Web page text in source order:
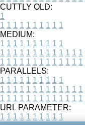
CUTTLY OLD:
1
1 1 1 1 1 1 1 1 1 1
MEDIUM:
1 1 1 1 1 1 1 1 1 1
1 1 1 1 1 1 1 1 1 1 1 1 1
1 1 1 1 1 1 1 1 1 1 1 1 1
PARALLELS:
1 1 1 1 1 1 1 1 1 1
1 1 1 1 1 1 1 1 1 1 1 1 1
1 1 1 1 1 1 1 1 1 1 1 1 1
URL PARAMETER:
1 1 1 1 1 1 1 1 1 1